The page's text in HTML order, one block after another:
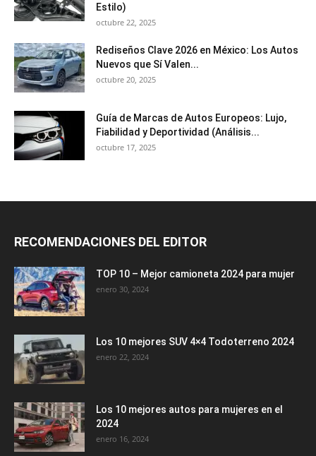
Estilo)
octubre 22, 2025
Rediseños Clave 2026 en México: Los Autos
Nuevos que Sí Valen...
octubre 20, 2025
Guía de Marcas de Autos Europeos: Lujo,
Fiabilidad y Deportividad (Análisis...
octubre 17, 2025
RECOMENDACIONES DEL EDITOR
TOP 10 – Mejor camioneta 2024 para mujer
enero 30, 2024
Los 10 mejores SUV 4×4 Todoterreno 2024
enero 22, 2024
Los 10 mejores autos para mujeres en el
2024
enero 16, 2024